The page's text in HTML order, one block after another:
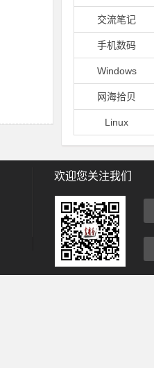
交流笔记
手机数码
Windows
网海拾贝
Linux
欢迎您关注我们